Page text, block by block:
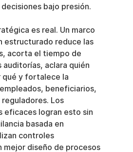
bajo presión.
es real. Un marco
estructurado reduce las
acorta el tiempo de
auditorías, aclara quién
qué y fortalece la
beneficiarios,
Los
eficaces logran esto sin
basada en
controles
mejor diseño de procesos